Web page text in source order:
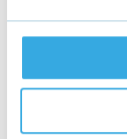
je nodig hebt.
Online
Als je weet welke